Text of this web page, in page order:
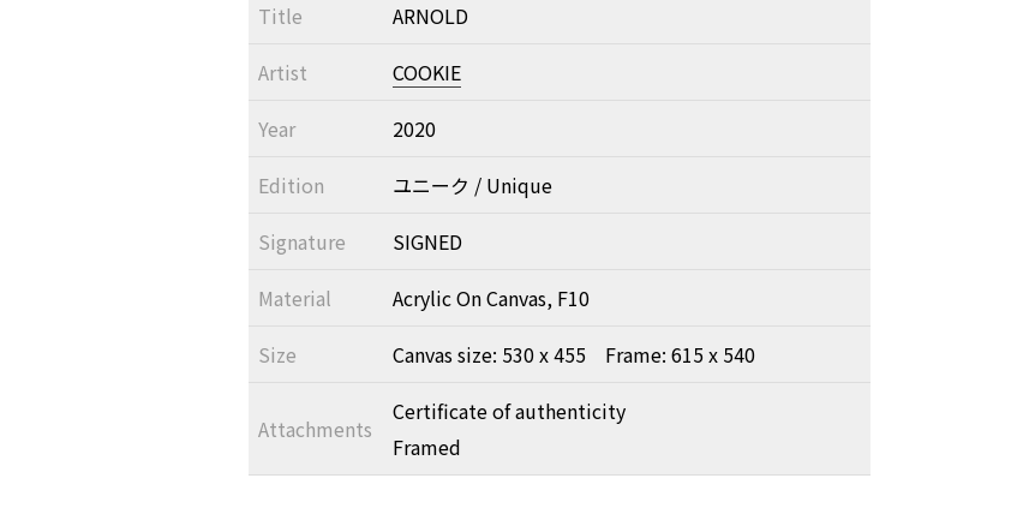
Title
ARNOLD
Artist
COOKIE
Year
2020
Edition
ユニーク / Unique
Signature
SIGNED
Material
Acrylic On Canvas, F10
Size
Canvas size: 530 x 455 Frame: 615 x 540
Attachments
Certificate of authenticity
Framed